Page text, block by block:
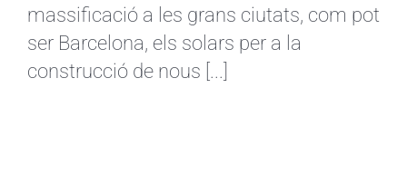
massificació a les grans ciutats, com pot
ser Barcelona, els solars per a la
construcció de nous [...]